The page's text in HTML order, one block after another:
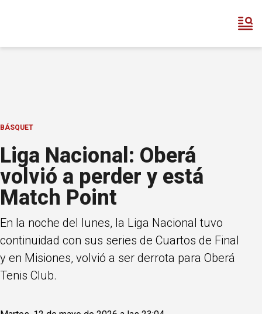
BÁSQUET
Liga Nacional: Oberá
volvió a perder y está
Match Point
En la noche del lunes, la Liga Nacional tuvo
continuidad con sus series de Cuartos de Final
y en Misiones, volvió a ser derrota para Oberá
Tenis Club.